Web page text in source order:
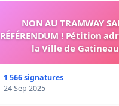
NON AU TRAMWAY
RÉFÉRENDUM ! Pétition
la Ville de Gatineau
1 566 signatures
24 Sep 2025